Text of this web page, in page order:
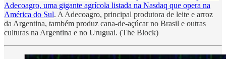
Adecoagro, uma gigante agrícola listada na Nasdaq que opera na
América do Sul. A Adecoagro, principal produtora de leite e arroz
da Argentina, também produz cana-de-açúcar no Brasil e outras
culturas na Argentina e no Uruguai. (The Block)